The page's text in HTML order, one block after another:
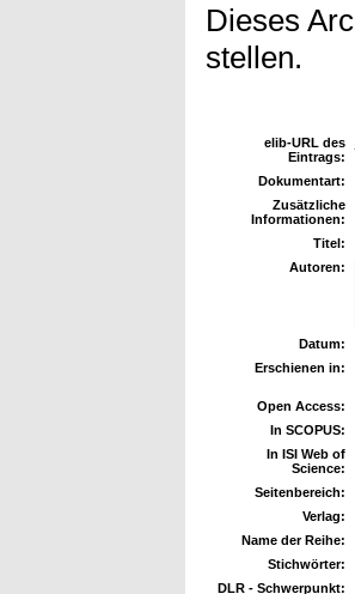
Dieses
stellen.
elib-URL des
Eintrags:
Dokumentart:
Zusätzliche
Informationen:
Titel:
Autoren:
Datum:
Erschienen in:
Open Access:
In SCOPUS:
In ISI Web of
Science:
Seitenbereich:
Verlag:
Name der Reihe:
Stichwörter:
DLR - Schwerpunkt: